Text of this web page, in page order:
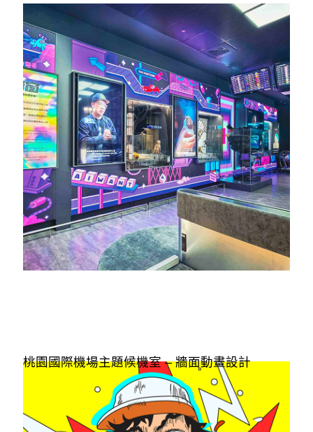
桃園國際機場主題候機室 – 牆面動畫設計